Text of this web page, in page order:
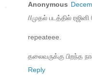
Anonymous
//முதல் படத்தில்
repeateee.
தலைவருக்கு பிறந்த
Reply